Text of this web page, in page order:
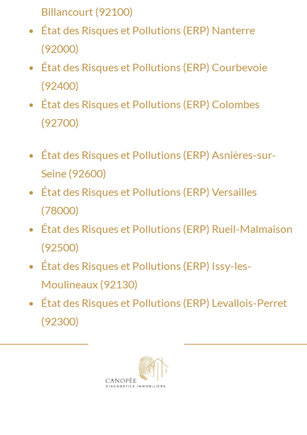
Billancourt (92100)
État des Risques et Pollutions (ERP) Nanterre
(92000)
État des Risques et Pollutions (ERP) Courbevoie
(92400)
État des Risques et Pollutions (ERP) Colombes
(92700)
État des Risques et Pollutions (ERP) Asnières-sur-
Seine (92600)
État des Risques et Pollutions (ERP) Versailles
(78000)
État des Risques et Pollutions (ERP) Rueil-Malmaison
(92500)
État des Risques et Pollutions (ERP) Issy-les-
Moulineaux (92130)
État des Risques et Pollutions (ERP) Levallois-Perret
(92300)